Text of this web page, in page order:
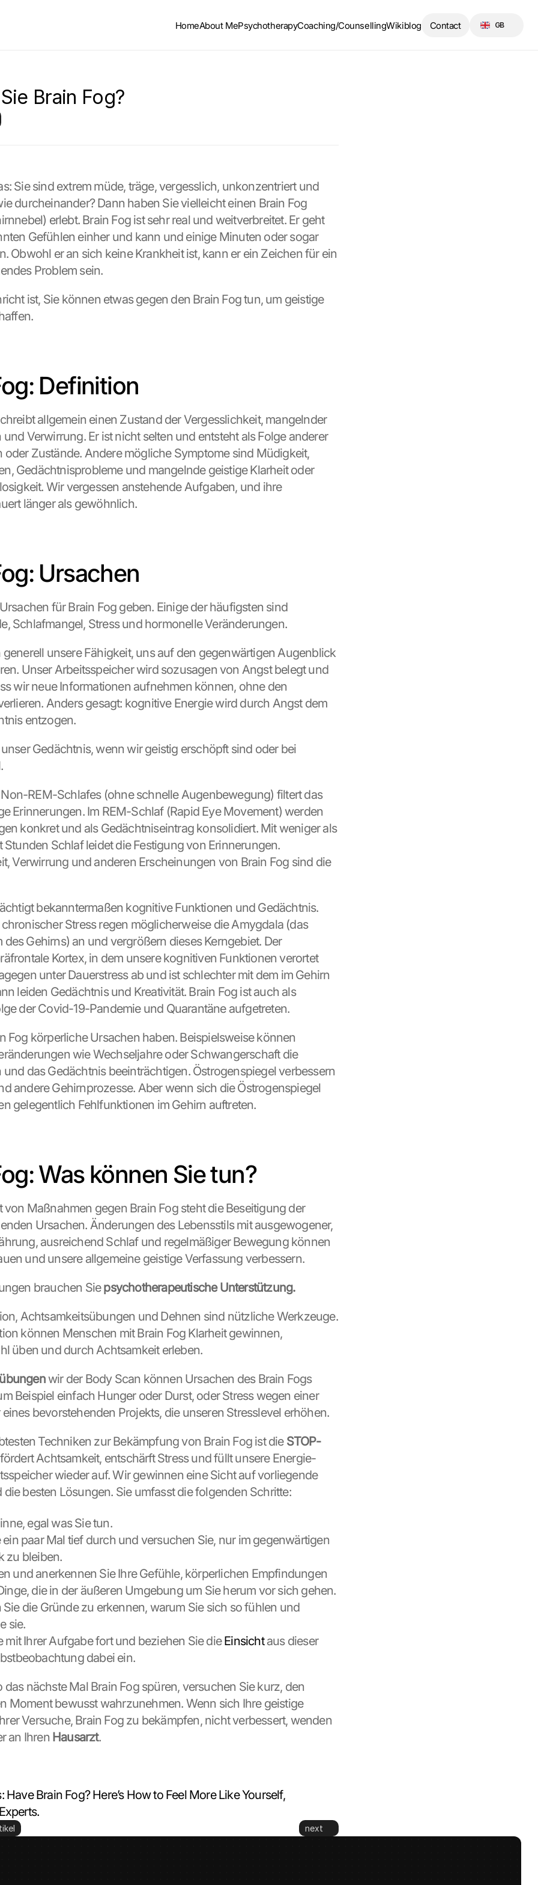
Brain Fog?
Sie sind extrem müde, träge, vergesslich, unkonzentriert und
durcheinander? Dann haben Sie vielleicht einen Brain Fog
erlebt. Brain Fog ist sehr real und weitverbreitet. Er geht
Gefühlen einher und kann und einige Minuten oder sogar
Obwohl er an sich keine Krankheit ist, kann er ein Zeichen für ein
Problem sein.
ist, Sie können etwas gegen den Brain Fog tun, um geistige
Definition
allgemein einen Zustand der Vergesslichkeit, mangelnder
Verwirrung. Er ist nicht selten und entsteht als Folge anderer
oder Zustände. Andere mögliche Symptome sind Müdigkeit,
Gedächtnisprobleme und mangelnde geistige Klarheit oder
Wir vergessen anstehende Aufgaben, und ihre
länger als gewöhnlich.
Ursachen
für Brain Fog geben. Einige der häufigsten sind
Schlafmangel, Stress und hormonelle Veränderungen.
unsere Fähigkeit, uns auf den gegenwärtigen Augenblick
Unser Arbeitsspeicher wird sozusagen von Angst belegt und
wir neue Informationen aufnehmen können, ohne den
Anders gesagt: kognitive Energie wird durch Angst dem
entzogen.
Gedächtnis, wenn wir geistig erschöpft sind oder bei
Während des Non-REM-Schlafes (ohne schnelle Augenbewegung) filtert das
Erinnerungen. Im REM-Schlaf (Rapid Eye Movement) werden
konkret und als Gedächtniseintrag konsolidiert. Mit weniger als
Stunden Schlaf leidet die Festigung von Erinnerungen.
Verwirrung und anderen Erscheinungen von Brain Fog sind die
bekanntermaßen kognitive Funktionen und Gedächtnis.
Stress regen möglicherweise die Amygdala (das
Gehirns) an und vergrößern dieses Kerngebiet. Der
Kortex, in dem unsere kognitiven Funktionen verortet
unter Dauerstress ab und ist schlechter mit dem im Gehirn
leiden Gedächtnis und Kreativität. Brain Fog ist auch als
der Covid-19-Pandemie und Quarantäne aufgetreten.
Fog körperliche Ursachen haben. Beispielsweise können
wie Wechseljahre oder Schwangerschaft die
und das Gedächtnis beeinträchtigen. Östrogenspiegel verbessern
andere Gehirnprozesse. Aber wenn sich die Östrogenspiegel
gelegentlich Fehlfunktionen im Gehirn auftreten.
Was können Sie tun?
von Maßnahmen gegen Brain Fog steht die Beseitigung der
Ursachen. Änderungen des Lebensstils mit ausgewogener,
ausreichend Schlaf und regelmäßiger Bewegung können
und unsere allgemeine geistige Verfassung verbessern.
brauchen Sie psychotherapeutische Unterstützung.
Achtsamkeitsübungen und Dehnen sind nützliche Werkzeuge.
können Menschen mit Brain Fog Klarheit gewinnen,
üben und durch Achtsamkeit erleben.
wir der Body Scan können Ursachen des Brain Fogs
Beispiel einfach Hunger oder Durst, oder Stress wegen einer
bevorstehenden Projekts, die unseren Stresslevel erhöhen.
Techniken zur Bekämpfung von Brain Fog ist die STOP-
Achtsamkeit, entschärft Stress und füllt unsere Energie-
wieder auf. Wir gewinnen eine Sicht auf vorliegende
die besten Lösungen. Sie umfasst die folgenden Schritte:
egal was Sie tun.
paar Mal tief durch und versuchen Sie, nur im gegenwärtigen
zu bleiben.
und anerkennen Sie Ihre Gefühle, körperlichen Empfindungen
die in der äußeren Umgebung um Sie herum vor sich gehen.
die Gründe zu erkennen, warum Sie sich so fühlen und
sie.
mit Ihrer Aufgabe fort und beziehen Sie die Einsicht aus dieser
dabei ein.
das nächste Mal Brain Fog spüren, versuchen Sie kurz, den
Moment bewusst wahrzunehmen. Wenn sich Ihre geistige
Versuche, Brain Fog zu bekämpfen, nicht verbessert, wenden
an Ihren Hausarzt.
Have Brain Fog? Here’s How to Feel More Like Yourself,
next
HomeAbout MePsychotherapyCoaching/CounsellingWikiblog Contact GB